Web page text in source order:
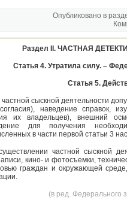
Опубликовано в
Раздел II. ЧАСТНАЯ
Статья 4. Утратила силу. –
Статья 5.
частной сыскной деятельности
наведение справок,
их владельцев), внешний
для получения
в части первой статьи 3
частной сыскной
кино- и фотосъемки,
граждан и окружающей среде,
(в ред. Федерального